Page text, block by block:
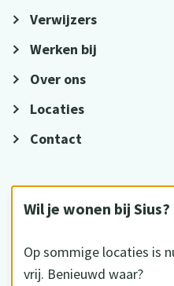
Wil je wonen bij Sius?
Op sommige locaties is
vrij. Benieuwd waar?
Verwijzers
Werken bij
Over ons
Locaties
Contact